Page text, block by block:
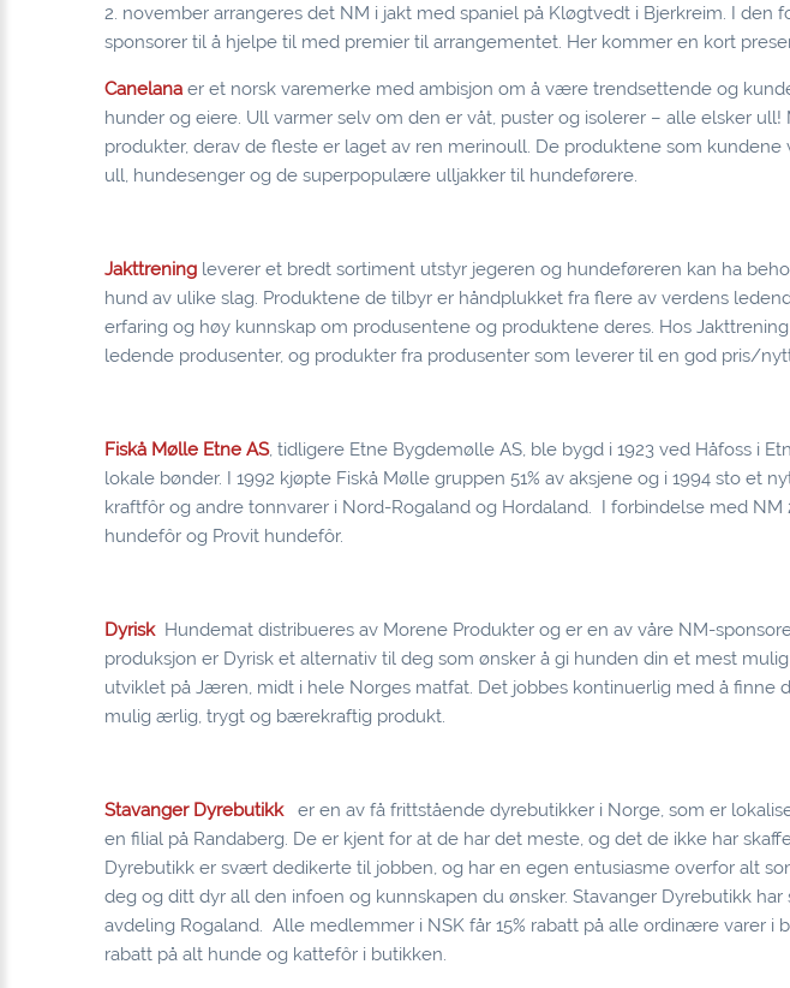
2. november arrangeres det NM i jakt med spaniel på Kløgtvedt i Bjerkreim. I den
sponsorer til å hjelpe til med premier til arrangementet. Her kommer en kort
Canelana er et norsk varemerke med ambisjon om å være trendsettende og
hunder og eiere. Ull varmer selv om den er våt, puster og isolerer – alle elsker
produkter, derav de fleste er laget av ren merinoull. De produktene som
ull, hundesenger og de superpopulære ulljakker til hundeførere.
Jakttrening leverer et bredt sortiment utstyr jegeren og hundeføreren kan ha
hund av ulike slag. Produktene de tilbyr er håndplukket fra flere av verdens
erfaring og høy kunnskap om produsentene og produktene deres. Hos
ledende produsenter, og produkter fra produsenter som leverer til en god pris/
Fiskå Mølle Etne AS, tidligere Etne Bygdemølle AS, ble bygd i 1923 ved Håfoss i
lokale bønder. I 1992 kjøpte Fiskå Mølle gruppen 51% av aksjene og i 1994 sto et
kraftfôr og andre tonnvarer i Nord-Rogaland og Hordaland. I forbindelse med
hundefôr og Provit hundefôr.
Dyrisk Hundemat distribueres av Morene Produkter og er en av våre NM-
produksjon er Dyrisk et alternativ til deg som ønsker å gi hunden din et mest
utviklet på Jæren, midt i hele Norges matfat. Det jobbes kontinuerlig med å finne
mulig ærlig, trygt og bærekraftig produkt.
Stavanger Dyrebutikk
er en av få frittstående dyrebutikker i Norge, som er
en filial på Randaberg. De er kjent for at de har det meste, og det de ikke har
Dyrebutikk er svært dedikerte til jobben, og har en egen entusiasme overfor alt
deg og ditt dyr all den infoen og kunnskapen du ønsker. Stavanger Dyrebutikk
avdeling Rogaland. Alle medlemmer i NSK får 15% rabatt på alle ordinære varer i
rabatt på alt hunde og kattefôr i butikken.